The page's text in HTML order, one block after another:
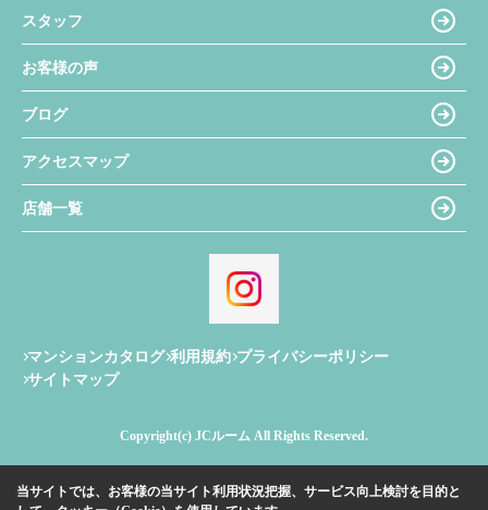
スタッフ
お客様の声
ブログ
アクセスマップ
店舗一覧
マンションカタログ 利用規約 プライバシーポリシー
サイトマップ
Copyright(c) JCルーム All Rights Reserved.
当サイトでは、お客様の当サイト利用状況把握、サービス向上検討を目的と